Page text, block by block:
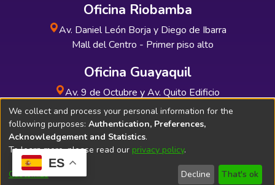
ES
Oficina Riobamba
Av. Daniel León Borja y Diego de Ibarra
Mall del Centro - Primer piso alto
Oficina Guayaquil
Av. 9 de Octubre y Av. Quito Edificio
INDUAUTO - Planta baja
Soporte Técnico Bibliolatino.com
We collect and process your personal information for the
following purposes: Authentication, Preferences,
Acknowledgement and Statistics.
To learn more, please read our privacy policy.
Customize Decline That's ok